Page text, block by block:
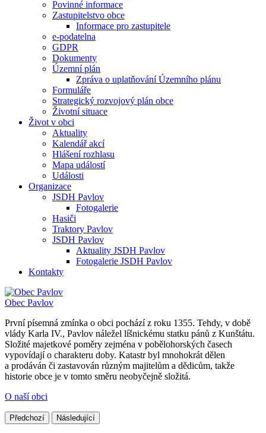
Povinné informace
Zastupitelstvo obce
Informace pro zastupitele
e-podatelna
GDPR
Dokumenty
Územní plán
Zpráva o uplatňování Územního plánu
Formuláře
Strategický rozvojový plán obce
Životní situace
Život v obci
Aktuality
Kalendář akcí
Hlášení rozhlasu
Mapa událostí
Události
Organizace
JSDH Pavlov
Fotogalerie
Hasiči
Traktory Pavlov
JSDH Pavlov
Aktuality JSDH Pavlov
Fotogalerie JSDH Pavlov
Kontakty
Obec Pavlov
První písemná zmínka o obci pochází z roku 1355. Tehdy, v době
vlády Karla IV., Pavlov náležel líšnickému statku pánů z Kunštátu.
Složité majetkové poměry zejména v pobělohorských časech
vypovídají o charakteru doby. Katastr byl mnohokrát dělen
a prodáván či zastavován různým majitelům a dědicům, takže
historie obce je v tomto směru neobyčejně složitá.
O naší obci
Předchozí Následující